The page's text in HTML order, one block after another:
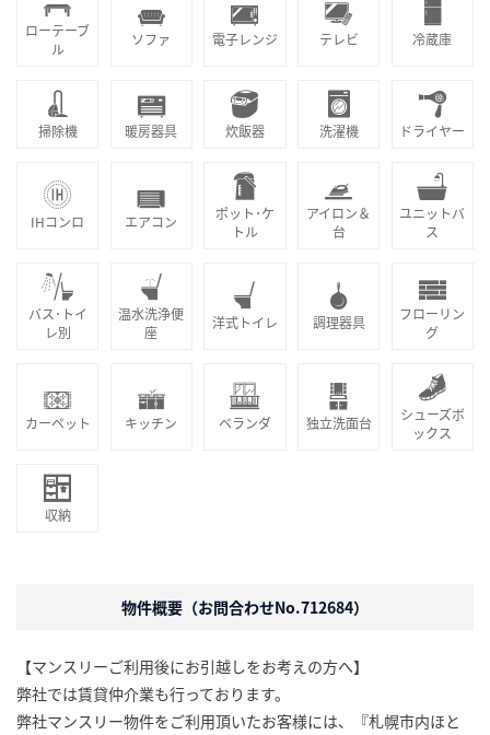
ローテーブ
ル
ソファ 電子レンジ テレビ 冷蔵庫
掃除機 暖房器具 炊飯器 洗濯機 ドライヤー
IHコンロ エアコン
ポット･ケ
トル
アイロン＆
台
ユニットバ
ス
バス･トイ
レ別
温水洗浄便
座
洋式トイレ 調理器具
フローリン
グ
カーペット キッチン ベランダ 独立洗面台
シューズボ
ックス
収納
物件概要（お問合わせNo.712684）
【マンスリーご利用後にお引越しをお考えの方へ】
弊社では賃貸仲介業も行っております。
弊社マンスリー物件をご利用頂いたお客様には、『札幌市内ほと